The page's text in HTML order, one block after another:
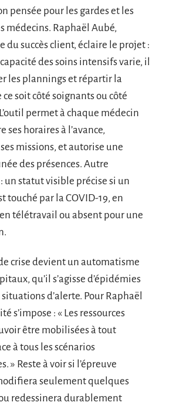
pensée pour les gardes et les
médecins. Raphaël Aubé,
du succès client, éclaire le projet :
des soins intensifs varie, il
les plannings et répartir la
ce soit côté soignants ou côté
permet à chaque médecin
ses horaires à l’avance,
missions, et autorise une
des présences. Autre
un statut visible précise si un
touché par la COVID-19, en
télétravail ou absent pour une
crise devient un automatisme
qu’il s’agisse d’épidémies
situations d’alerte. Pour Raphaël
s’impose : « Les ressources
être mobilisées à tout
à tous les scénarios
» Reste à voir si l’épreuve
seulement quelques
redessinera durablement